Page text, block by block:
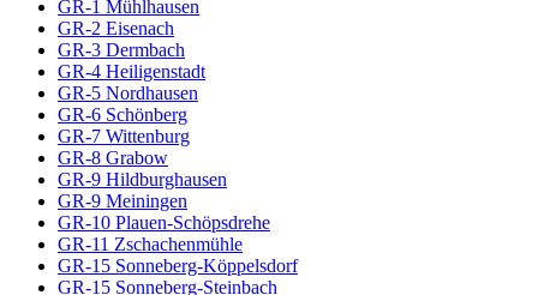
GR-1 Mühlhausen
GR-2 Eisenach
GR-3 Dermbach
GR-4 Heiligenstadt
GR-5 Nordhausen
GR-6 Schönberg
GR-7 Wittenburg
GR-8 Grabow
GR-9 Hildburghausen
GR-9 Meiningen
GR-10 Plauen-Schöpsdrehe
GR-11 Zschachenmühle
GR-15 Sonneberg-Köppelsdorf
GR-15 Sonneberg-Steinbach